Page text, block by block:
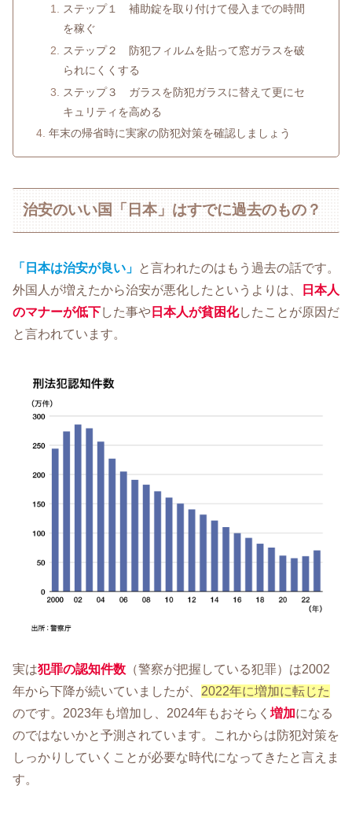
ステップ１ 補助錠を取り付けて侵入までの時間
を稼ぐ
ステップ２ 防犯フィルムを貼って窓ガラスを破
られにくくする
ステップ３ ガラスを防犯ガラスに替えて更にセ
キュリティを高める
年末の帰省時に実家の防犯対策を確認しましょう
治安のいい国「日本」はすでに過去のもの？
「日本は治安が良い」 と言われたのはもう過去の話です。
外国人が増えたから治安が悪化したというよりは、
日本人
のマナーが低下した事や 日本人が貧困化したことが原因だ
と言われています。
実は犯罪の認知件数 （警察が把握している犯罪）は2002
年から下降が続いていましたが、 2022年に増加に転じた
のです。2023年も増加し、2024年もおそらく 増加になる
のではないかと予測されています。これからは防犯対策を
しっかりしていくことが必要な時代になってきたと言えま
す。